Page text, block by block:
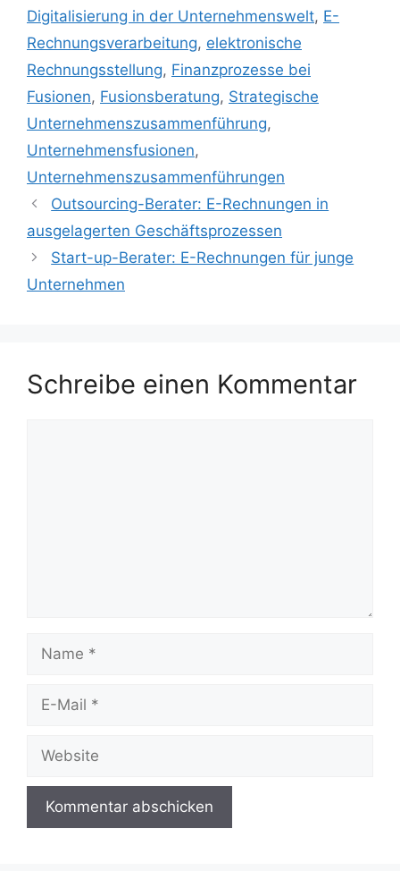
Digitalisierung in der Unternehmenswelt, E-
Rechnungsverarbeitung, elektronische
Rechnungsstellung, Finanzprozesse bei
Fusionen, Fusionsberatung, Strategische
Unternehmenszusammenführung,
Unternehmensfusionen,
Unternehmenszusammenführungen
Outsourcing-Berater: E-Rechnungen in
ausgelagerten Geschäftsprozessen
Start-up-Berater: E-Rechnungen für junge
Unternehmen
Schreibe einen Kommentar
Name
Website